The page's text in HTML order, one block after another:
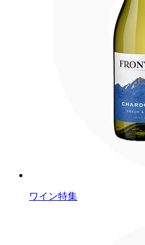
ワイン特集